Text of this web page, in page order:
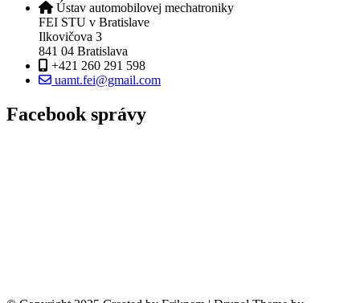
Ústav automobilovej mechatroniky
FEI STU v Bratislave
Ilkovičova 3
841 04 Bratislava
+421 260 291 598
uamt.fei@gmail.com
Facebook správy